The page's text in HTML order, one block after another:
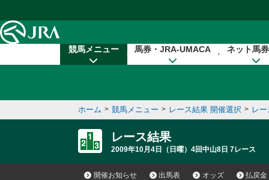
競馬メニュー 馬券・JRA-UMACA ネット馬
ホーム > 競馬メニュー > レース結果 開催選択 > レ
レース結果
2009年10月4日（日曜）4回中山8日 7レース
開催お知らせ 出馬表 オッズ 払戻金